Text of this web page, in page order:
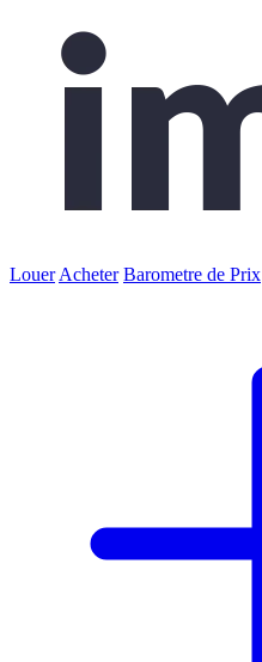
Louer Acheter Barometre de Prix